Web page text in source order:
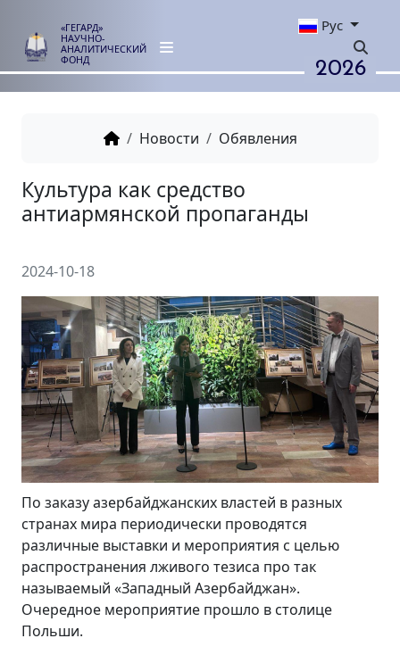
«ГЕГАРД»
НАУЧНО-
АНАЛИТИЧЕСКИЙ
ФОНД
Рус
2026
Новости Обявления
Культура как средство
антиармянской пропаганды
2024-10-18
По заказу азербайджанских властей в разных
странах мира периодически проводятся
различные выставки и мероприятия с целью
распространения лживого тезиса про так
называемый «Западный Азербайджан».
Очередное мероприятие прошло в столице
Польши.